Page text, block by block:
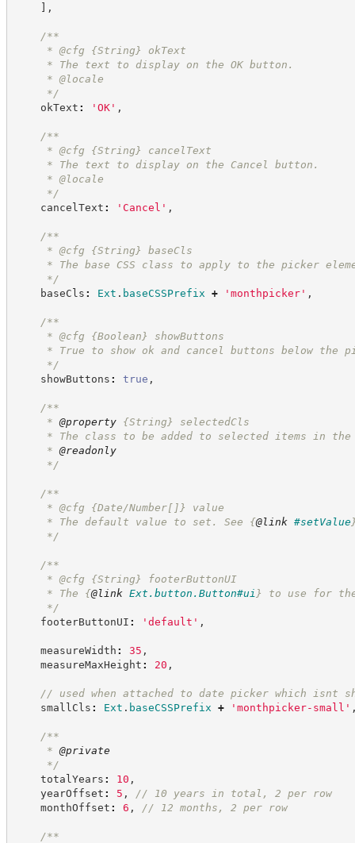
] ,
/**
* @cfg {String}
okText
* The text to display on the OK button.
* @locale
*/
okText : ' OK' ,
/**
* @cfg {String}
cancelText
* The text to display on the Cancel button.
* @locale
*/
cancelText : ' Cancel ' ,
/**
* @cfg {String}
baseCls
* The base CSS class to apply to the picker
*/
baseCls : Ext . baseCSSPrefix + ' monthpicker' ,
/**
* @cfg {Boolean}
showButtons
* True to show ok and cancel buttons below the
*/
showButtons : true ,
/**
* @property {String}
selectedCls
* The class to be added to selected items in
* @readonly
*/
/**
* @cfg {Date/Number[]} value
* The default value to set. See {@link #setValue
*/
/**
* @cfg {String}
footerButtonUI
* The {@link Ext.button.Button#ui } to use for
*/
footerButtonUI : ' default ' ,
measureWidth : 35 ,
measureMaxHeight : 20 ,
// used when attached to date picker which isnt
smallCls : Ext . baseCSSPrefix + ' monthpicker-small '
/**
* @private
*/
totalYears : 10 ,
yearOffset : 5 , // 10 years in total, 2 per row
monthOffset : 6 , // 12 months, 2 per row
/**